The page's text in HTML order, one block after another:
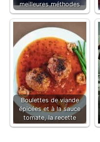
meilleures méthodes
Boulettes de viande
épicées et à la sauce
tomate, la recette